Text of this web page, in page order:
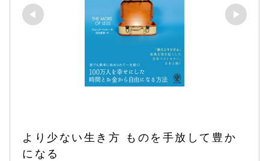
より少ない生き方 ものを手放して豊か
になる